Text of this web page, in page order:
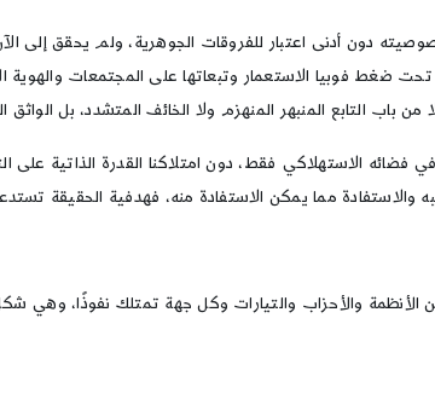
دون أدنى اعتبار للفروقات الجوهرية، ولم يحقق إلى الآن
ضغط فوبيا الاستعمار وتبعاتها على المجتمعات والهوية
المنبهر المنهزم ولا الخائف المتشدد، بل الواثق
الاستهلاكي فقط، دون امتلاكنا القدرة الذاتية على
مما يمكن الاستفادة منه، فهدفية الحقيقة
الأنظمة والأحزاب والتيارات وكل جهة تمتلك نفوذًا، وهي